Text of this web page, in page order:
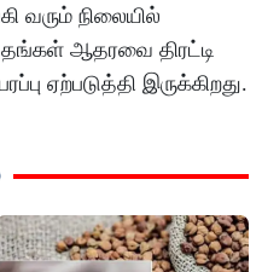
வரும் நிலையில்
ஆதரவை திரட்டி
ஏற்படுத்தி இருக்கிறது.